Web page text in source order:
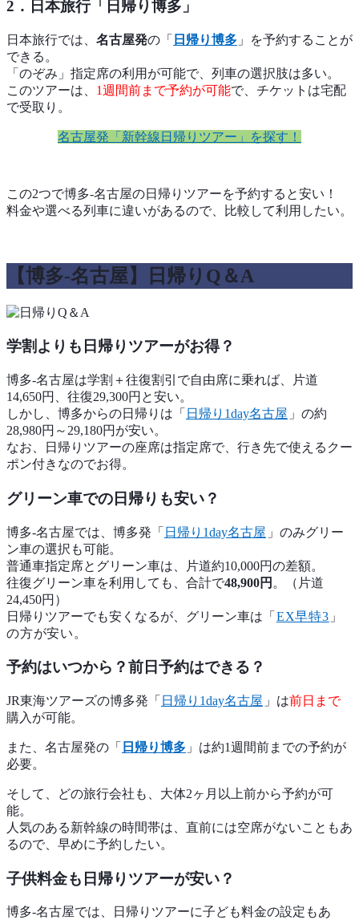
2．日本旅行「日帰り博多」
日本旅行では、 名古屋発の「 日帰り博多 」を予約することが
できる。
「のぞみ」指定席の利用が可能で、列車の選択肢は多い。
このツアーは、 1週間前まで予約が可能で、チケットは宅配
で受取り。
名古屋発「新幹線日帰りツアー」を探す！
この2つで博多-名古屋の日帰りツアーを予約すると安い！
料金や選べる列車に違いがあるので、比較して利用したい。
【博多-名古屋】日帰りQ＆A
学割よりも日帰りツアーがお得？
博多-名古屋は学割＋往復割引で自由席に乗れば、片道
14,650円、往復29,300円と安い。
しかし、博多からの日帰りは「 日帰り1day名古屋 」の約
28,980円～29,180円が安い。
なお、日帰りツアーの座席は指定席で、行き先で使えるクー
ポン付きなのでお得。
グリーン車での日帰りも安い？
博多-名古屋では、博多発「 日帰り1day名古屋 」のみグリー
ン車の選択も可能。
普通車指定席とグリーン車は、片道約10,000円の差額。
往復グリーン車を利用しても、合計で48,900円 。（片道
24,450円）
日帰りツアーでも安くなるが、グリーン車は 「 EX早特3 」
の方が安い。
予約はいつから？前日予約はできる？
JR東海ツアーズの博多発「 日帰り1day名古屋 」は前日まで
購入が可能。
また、名古屋発の「 日帰り博多 」は約1週間前までの予約が
必要。
そして、どの旅行会社も、大体2ヶ月以上前から予約が可
能。
人気のある新幹線の時間帯は、直前には空席がないこともあ
るので、早めに予約したい。
子供料金も日帰りツアーが安い？
博多-名古屋では、日帰りツアーに子ども料金の設定もあ